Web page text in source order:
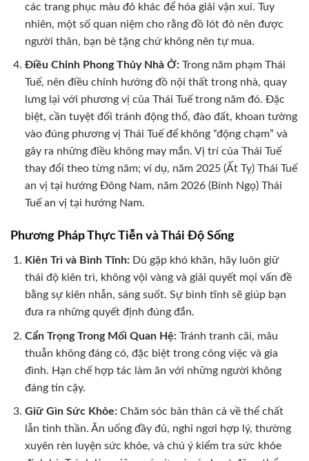
các trang phục màu đỏ khác để hóa giải vận xui. Tuy
nhiên, một số quan niệm cho rằng đồ lót đỏ nên được
người thân, bạn bè tặng chứ không nên tự mua.
Điều Chỉnh Phong Thủy Nhà Ở:Trong năm phạm Thái
Tuế, nên điều chỉnh hướng đồ nội thất trong nhà, quay
lưng lại với phương vị của Thái Tuế trong năm đó. Đặc
biệt, cần tuyệt đối tránh động thổ, đào đất, khoan tường
vào đúng phương vị Thái Tuế để không “động chạm” và
gây ra những điều không may mắn. Vị trí của Thái Tuế
thay đổi theo từng năm; ví dụ, năm 2025 (Ất Tỵ) Thái Tuế
an vị tại hướng Đông Nam, năm 2026 (Bính Ngọ) Thái
Tuế an vị tại hướng Nam.
Phương Pháp Thực Tiễn và Thái Độ Sống
Kiên Trì và Bình Tĩnh:Dù gặp khó khăn, hãy luôn giữ
thái độ kiên trì, không vội vàng và giải quyết mọi vấn đề
bằng sự kiên nhẫn, sáng suốt. Sự bình tĩnh sẽ giúp bạn
đưa ra những quyết định đúng đắn.
Cẩn Trọng Trong Mối Quan Hệ:Tránh tranh cãi, mâu
thuẫn không đáng có, đặc biệt trong công việc và gia
đình. Hạn chế hợp tác làm ăn với những người không
đáng tin cậy.
Giữ Gìn Sức Khỏe:Chăm sóc bản thân cả về thể chất
lẫn tinh thần. Ăn uống đầy đủ, nghỉ ngơi hợp lý, thường
xuyên rèn luyện sức khỏe, và chú ý kiểm tra sức khỏe